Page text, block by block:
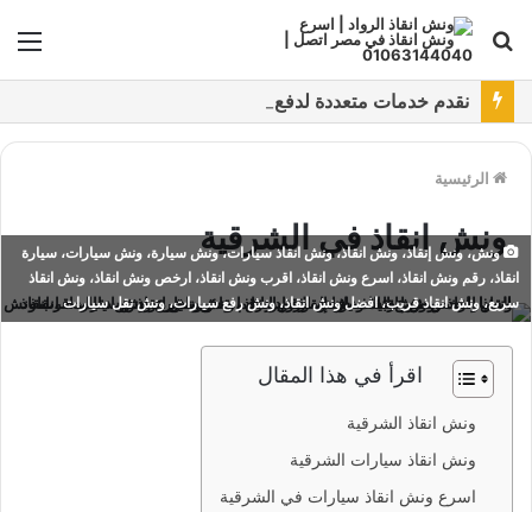
بحث
عن
الرئيسية
ونش انقاذ في الشرقية
ونش، ونش إنقاذ، ونش انقاذ، ونش انقاذ سيارات، ونش سيارة، ونش سيارات، سيارة
انقاذ، رقم ونش انقاذ، اسرع ونش انقاذ، اقرب ونش انقاذ، ارخص ونش انقاذ، ونش انقاذ
سريع، ونش انقاذ قريب، افضل ونش انقاذ، ونش رفع سيارات، ونش نقل سيارات
اقرأ في هذا المقال
ونش انقاذ الشرقية
ونش انقاذ سيارات الشرقية
اسرع ونش انقاذ سيارات في الشرقية